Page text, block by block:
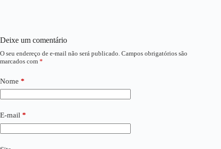
Deixe um comentário
O seu endereço de e-mail não será publicado. Campos obrigatórios são
marcados com *
Nome *
E-mail *